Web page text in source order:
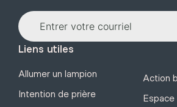
Liens utiles
Allumer un lampion
Intention de prière
Action
Espace